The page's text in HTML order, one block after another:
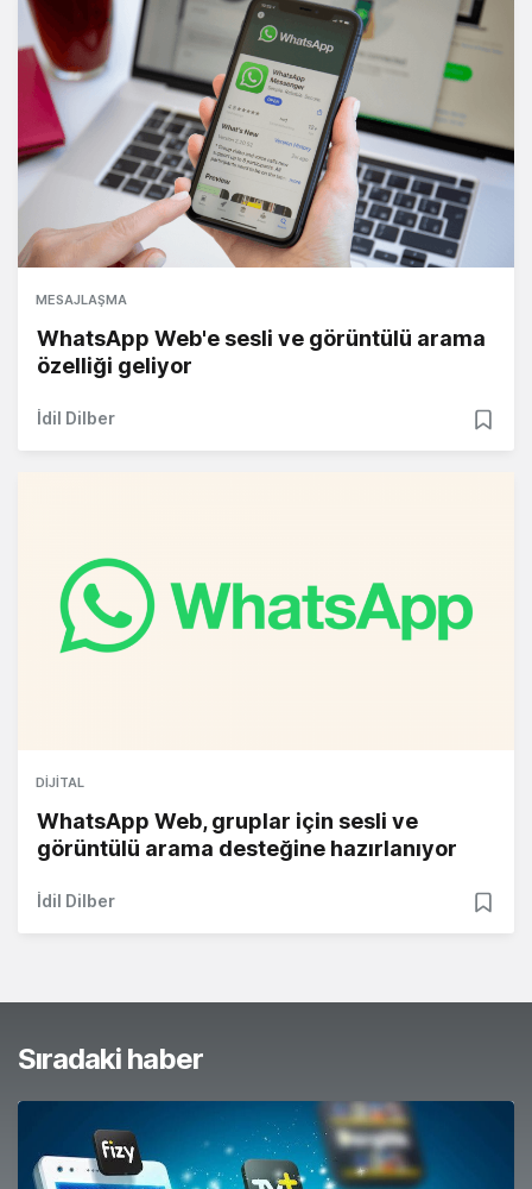
MESAJLAŞMA
WhatsApp Web'e sesli ve görüntülü arama
özelliği geliyor
İdil Dilber
DIJITAL
WhatsApp Web, gruplar için sesli ve
görüntülü arama desteğine hazırlanıyor
İdil Dilber
Sıradaki haber